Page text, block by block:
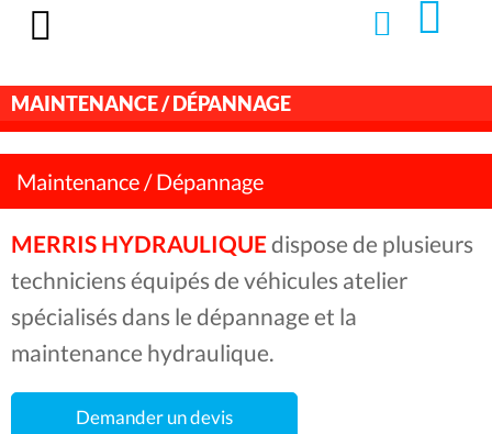
MAINTENANCE / DÉPANNAGE
Maintenance / Dépannage
MERRIS HYDRAULIQUEdispose de plusieurs
techniciens équipés de véhicules atelier
spécialisés dans le dépannage et la
maintenance hydraulique.
Demander un devis